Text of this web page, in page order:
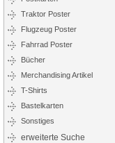
Traktor Poster
Flugzeug Poster
Fahrrad Poster
Bücher
Merchandising Artikel
T-Shirts
Bastelkarten
Sonstiges
erweiterte Suche